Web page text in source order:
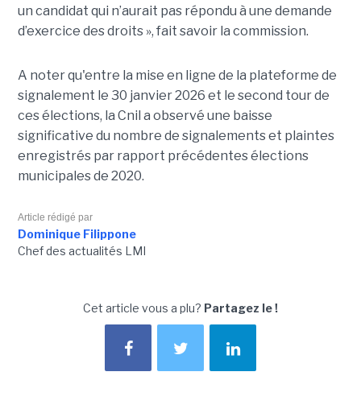
un candidat qui n’aurait pas répondu à une demande
d’exercice des droits », fait savoir la commission.
A noter qu'entre la mise en ligne de la plateforme de
signalement le 30 janvier 2026 et le second tour de
ces élections, la Cnil a observé une baisse
significative du nombre de signalements et plaintes
enregistrés par rapport précédentes élections
municipales de 2020.
Article rédigé par
Dominique Filippone
Chef des actualités LMI
Cet article vous a plu? Partagez le !